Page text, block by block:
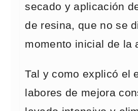
secado y aplicación
de resina, que no se
momento inicial de la
Tal y como explicó el
labores de mejora